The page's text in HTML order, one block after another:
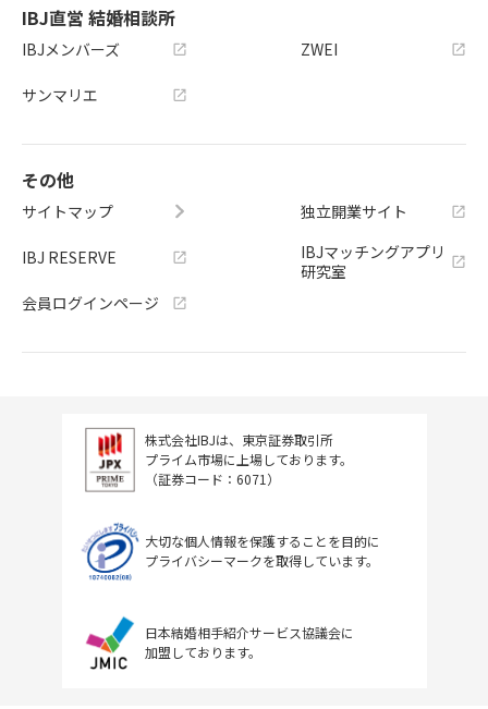
IBJ直営 結婚相談所
IBJメンバーズ
サンマリエ
ZWEI
その他
サイトマップ
IBJ RESERVE
会員ログインページ
独立開業サイト
IBJマッチングアプリ
研究室
株式会社IBJは、東京証券取引所
プライム市場に上場しております。
（証券コード：6071）
大切な個人情報を保護することを目的に
プライバシーマークを取得しています。
日本結婚相手紹介サービス協議会に
加盟しております。